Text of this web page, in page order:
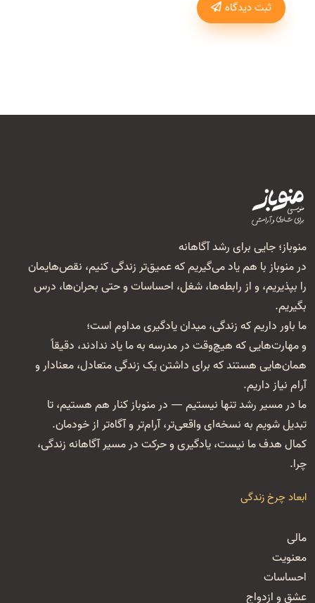
ثبت دیدگاه
منوباز؛ جایی برای رشد آگاهانه
در منوباز با هم یاد می‌گیریم که عمیق‌تر زندگی کنیم، نقص‌هایمان
را بپذیریم، و از رابطه‌ها، شغل‌، احساسات و حتی بحران‌ها، درس
بگیریم.
ما باور داریم که زندگی، میدان یادگیری مداوم است؛
و مهارت‌هایی که هیچ‌وقت در مدرسه به ما یاد ندادند، دقیقاً
همان‌هایی هستند که برای داشتن یک زندگی متعادل، معنا‌دار و
آرام نیاز داریم.
ما در مسیر رشد تنها نیستیم — در منوباز کنار هم هستیم، تا
تبدیل شویم به نسخه‌ای واقعی‌تر، آرام‌تر و آگاه‌تر از خودمان.
کمال هدف ما نیست، یادگیری و حرکت در مسیر آگاهانه زندگی،
چرا.
ابعاد چرخ زندگی
مالی
معنویت
احساسات
عشق و ازدواج